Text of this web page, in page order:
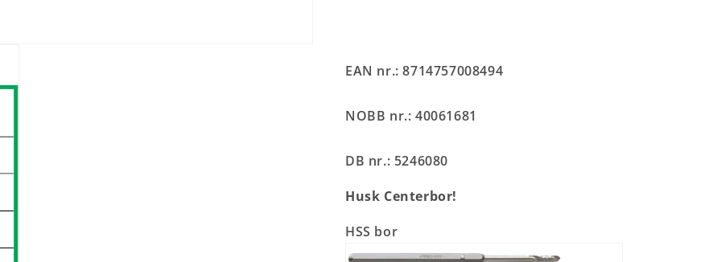
EAN nr.: 8714757008494
NOBB nr.: 40061681
DB nr.: 5246080
Husk Centerbor!
HSS bor